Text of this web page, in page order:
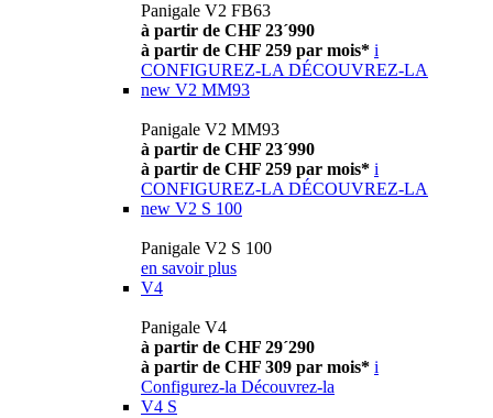
Panigale V2 FB63
à partir de CHF 23´990
à partir de CHF 259 par mois* i
CONFIGUREZ-LA DÉCOUVREZ-LA
new V2 MM93
Panigale V2 MM93
à partir de CHF 23´990
à partir de CHF 259 par mois* i
CONFIGUREZ-LA DÉCOUVREZ-LA
new V2 S 100
Panigale V2 S 100
en savoir plus
V4
Panigale V4
à partir de CHF 29´290
à partir de CHF 309 par mois* i
Configurez-la Découvrez-la
V4 S